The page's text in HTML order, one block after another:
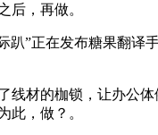
后，再做。
”正在发布糖果翻译
材的枷锁，让办公体
此，做？。